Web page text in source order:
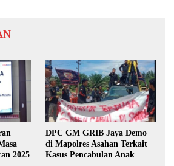
2025
DPC GM GRIB Jaya Demo
di Mapolres Asahan Terkait
Kasus Pencabulan Anak